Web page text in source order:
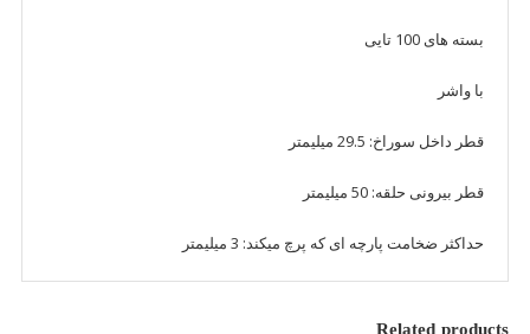
بسته های 100 تایی
با واشر
قطر داخل سوراخ: 29.5 میلیمتر
قطر بیرونی حلقه: 50 میلیمتر
حداکثر ضخامت پارچه ای که پرچ میکند: 3 میلیمتر
Related products